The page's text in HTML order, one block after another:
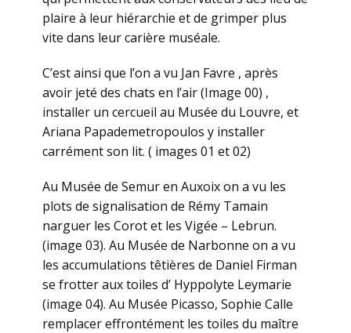
plaire à leur hiérarchie et de grimper plus
vite dans leur carière muséale.
C’est ainsi que l’on a vu Jan Favre , après
avoir jeté des chats en l’air (Image 00) ,
installer un cercueil au Musée du Louvre, et
Ariana Papademetropoulos y installer
carrément son lit. ( images 01 et 02)
Au Musée de Semur en Auxoix on a vu les
plots de signalisation de Rémy Tamain
narguer les Corot et les Vigée – Lebrun.
(image 03). Au Musée de Narbonne on a vu
les accumulations têtières de Daniel Firman
se frotter aux toiles d’ Hyppolyte Leymarie
(image 04). Au Musée Picasso, Sophie Calle
remplacer effrontément les toiles du maître